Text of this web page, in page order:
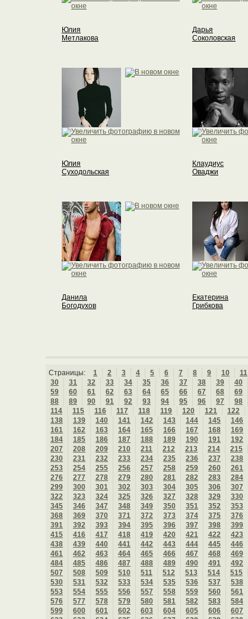
Юлия
Метлакова
Дарья
Соколовская
Юлия
Суходольская
Клаудиус
Оваджи
Данила
Богодухов
Екатерина
Грибкова
Страницы: 1 2 3 4 5 6 7 8 9 10 11
30
31 32 33 34 35 36 37 38 39 40
59
60 61 62 63 64 65 66 67 68 69
88
89 90 91 92 93 94 95 96 97 98
114
115 116 117 118 119 120 121 122
138
139 140 141 142 143 144 145 146
161
162 163 164 165 166 167 168 169
184
185 186 187 188 189 190 191 192
207
208 209 210 211 212 213 214 215
230
231 232 233 234 235 236 237 238
253
254 255 256 257 258 259 260 261
276
277 278 279 280 281 282 283 284
299
300 301 302 303 304 305 306 307
322
323 324 325 326 327 328 329 330
345
346 347 348 349 350 351 352 353
368
369 370 371 372 373 374 375 376
391
392 393 394 395 396 397 398 399
415
416 417 418 419 420 421 422 423
438
439 440 441 442 443 444 445 446
461
462 463 464 465 466 467 468 469
484
485 486 487 488 489 490 491 492
507
508 509 510 511 512 513 514 515
530
531 532 533 534 535 536 537 538
553
554 555 556 557 558 559 560 561
576
577 578 579 580 581 582 583 584
599
600 601 602 603 604 605 606 607